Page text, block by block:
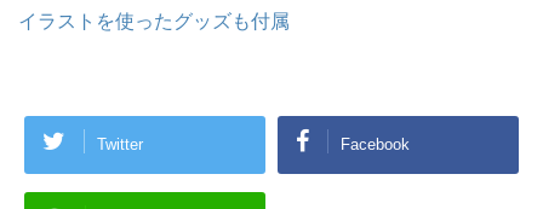
イラストを使ったグッズも付属
Twitter Facebook